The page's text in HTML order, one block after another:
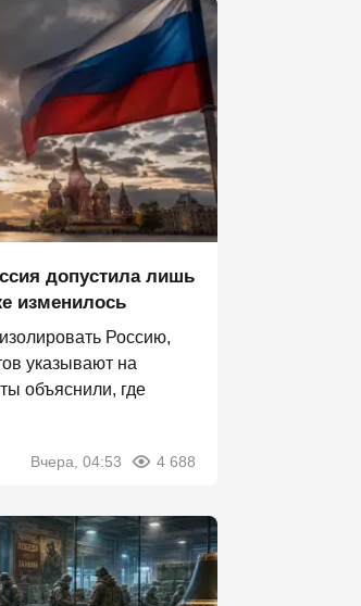
допустила лишь
изменилось
Россию,
указывают на
объяснили, где
Вчера, 04:53 4 688